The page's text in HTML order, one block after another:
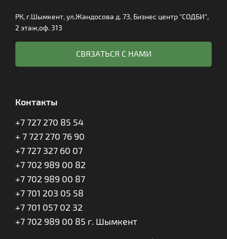
Контакты
+7 727 270 85 54
+ 7 727 270 76 90
+7 727 327 60 07
+7 702 989 00 82
+7 702 989 00 87
+7 701 203 05 58
+7 701 057 02 32
+7 702 989 00 85 г. Шымкент
РК, г.Шымкент, ул.Жандосова д. 73, Бизнес центр "СОДБИ",
2 этаж,оф. 313
СВЯЗАТЬСЯ С НАМИ